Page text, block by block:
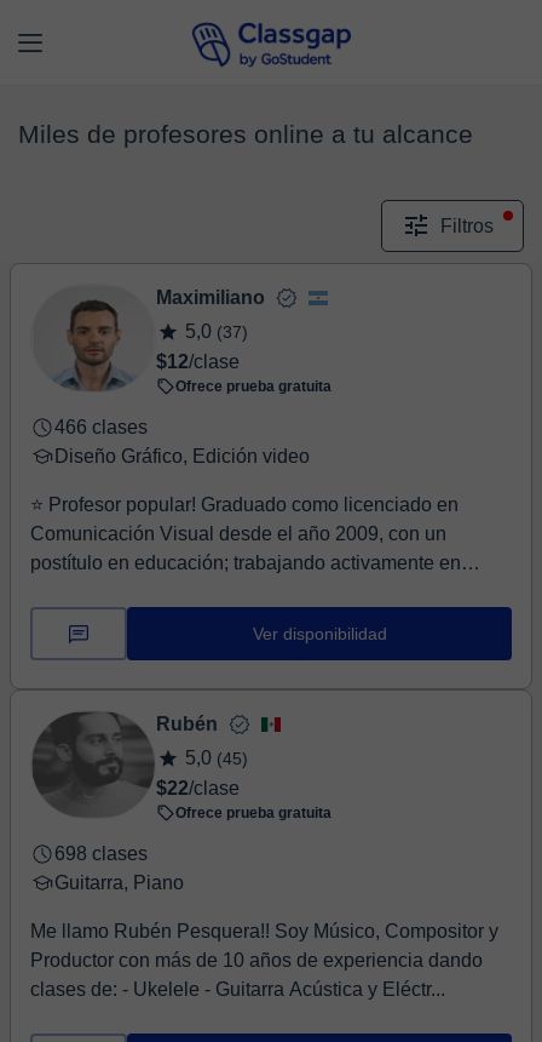
Miles de profesores online a tu alcance
Filtros
Maximiliano
5,0 (37)
$12/clase
Ofrece prueba gratuita
466 clases
Diseño Gráfico, Edición video
⭐ Profesor popular! Graduado como licenciado en
Comunicación Visual desde el año 2009, con un
postítulo en educación; trabajando activamente en
Ver disponibilidad
Rubén
5,0 (45)
$22/clase
Ofrece prueba gratuita
698 clases
Guitarra, Piano
Me llamo Rubén Pesquera!! Soy Músico, Compositor y
Productor con más de 10 años de experiencia dando
clases de: - Ukelele - Guitarra Acústica y Eléctr...